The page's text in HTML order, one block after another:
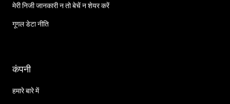
मेरी निजी जानकारी न तो बेचें न शेयर करें
गूगल डेटा नीति
कंपनी
हमारे बारे में